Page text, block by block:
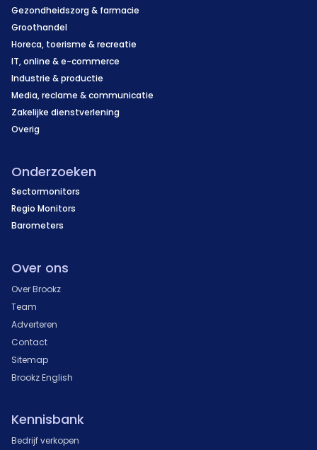
Gezondheidszorg & farmacie
Groothandel
Horeca, toerisme & recreatie
IT, online & e-commerce
Industrie & productie
Media, reclame & communicatie
Zakelijke dienstverlening
Overig
Onderzoeken
Sectormonitors
Regio Monitors
Barometers
Over ons
Over Brookz
Team
Adverteren
Contact
Sitemap
Brookz English
Kennisbank
Bedrijf verkopen